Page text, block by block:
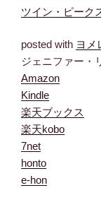
ツイン・ピーク
posted with ヨメ
ジェニファー・
Amazon
Kindle
楽天ブックス
楽天kobo
7net
honto
e-hon